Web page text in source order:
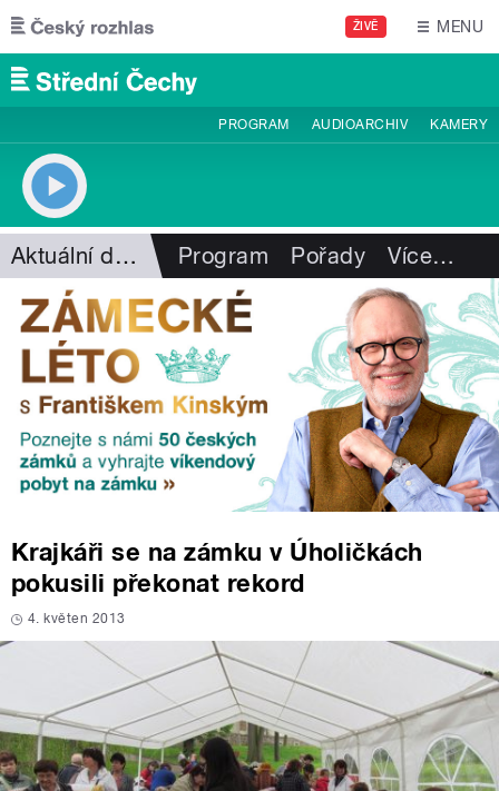
Přejít k hlavnímu obsahu
ŽIVĚ MENU
PROGRAM AUDIOARCHIV KAMERY
Aktuální dění Program Pořady Více…
Krajkáři se na zámku v Úholičkách
pokusili překonat rekord
4. květen 2013